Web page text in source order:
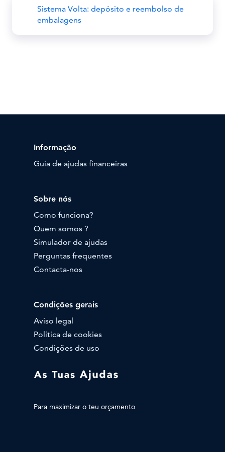
Sistema Volta: depósito e reembolso de
embalagens
Para maximizar o teu orçamento
Informação
Guia de ajudas financeiras
Sobre nós
Como funciona?
Quem somos ?
Simulador de ajudas
Perguntas frequentes
Contacta-nos
Condições gerais
Aviso legal
Política de cookies
Condições de uso